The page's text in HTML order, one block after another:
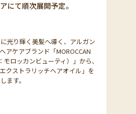
にて順次展開予定。
光り輝く美髪へ導く、アルガン
アケアブランド「MOROCCAN
モロッカンビューティ）」から、
クストラリッチヘアオイル」を
ます。